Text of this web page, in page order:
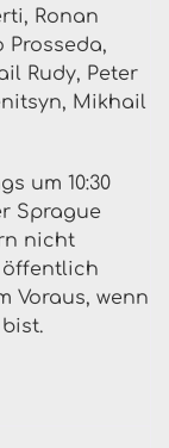
Ronan
Prosseda,
Rudy, Peter
Mikhail
um 10:30
Sprague
nicht
öffentlich
Voraus, wenn